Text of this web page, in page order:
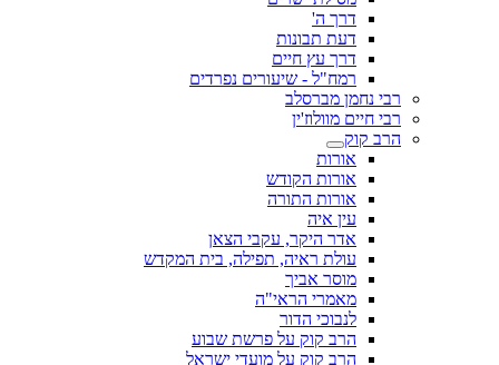
דרך ה'
דעת תבונות
דרך עץ חיים
רמח"ל - שיעורים נפרדים
רבי נחמן מברסלב
רבי חיים מוולוז'ין
הרב קוק
אורות
אורות הקודש
אורות התורה
עין איה
אדר היקר, עקבי הצאן
עולת ראיה, תפילה, בית המקדש
מוסר אביך
מאמרי הראי"ה
לנבוכי הדור
הרב קוק על פרשת שבוע
הרב קוק על מועדי ישראל